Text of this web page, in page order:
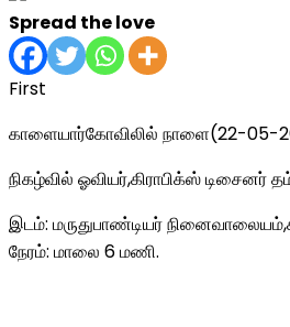
Spread the love
First
காளையார்கோவிலில் நாளை(22-05-
நிகழ்வில் ஓவியர்,கிராபிக்ஸ்
இடம்: மருதுபாண்டியர்
நேரம்: மாலை 6 மணி.